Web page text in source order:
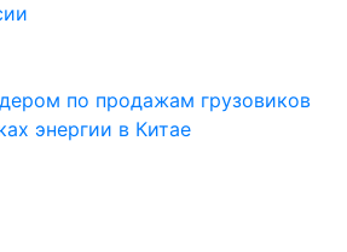
по продажам грузовиков
энергии в Китае